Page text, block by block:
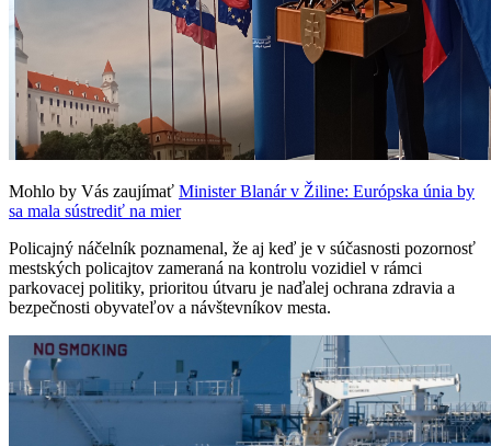
Mohlo by Vás zaujímať Minister Blanár v Žiline: Európska únia by
sa mala sústrediť na mier
Policajný náčelník poznamenal, že aj keď je v súčasnosti pozornosť
mestských policajtov zameraná na kontrolu vozidiel v rámci
parkovacej politiky, prioritou útvaru je naďalej ochrana zdravia a
bezpečnosti obyvateľov a návštevníkov mesta.